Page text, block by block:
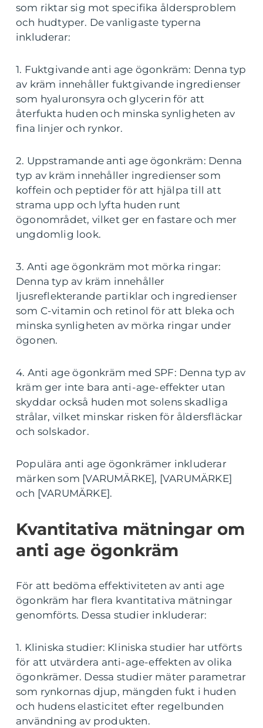
som riktar sig mot specifika åldersproblem
och hudtyper. De vanligaste typerna
inkluderar:
1. Fuktgivande anti age ögonkräm: Denna typ
av kräm innehåller fuktgivande ingredienser
som hyaluronsyra och glycerin för att
återfukta huden och minska synligheten av
fina linjer och rynkor.
2. Uppstramande anti age ögonkräm: Denna
typ av kräm innehåller ingredienser som
koffein och peptider för att hjälpa till att
strama upp och lyfta huden runt
ögonområdet, vilket ger en fastare och mer
ungdomlig look.
3. Anti age ögonkräm mot mörka ringar:
Denna typ av kräm innehåller
ljusreflekterande partiklar och ingredienser
som C-vitamin och retinol för att bleka och
minska synligheten av mörka ringar under
ögonen.
4. Anti age ögonkräm med SPF: Denna typ av
kräm ger inte bara anti-age-effekter utan
skyddar också huden mot solens skadliga
strålar, vilket minskar risken för åldersfläckar
och solskador.
Populära anti age ögonkrämer inkluderar
märken som [VARUMÄRKE], [VARUMÄRKE]
och [VARUMÄRKE].
Kvantitativa mätningar om
anti age ögonkräm
För att bedöma effektiviteten av anti age
ögonkräm har flera kvantitativa mätningar
genomförts. Dessa studier inkluderar:
1. Kliniska studier: Kliniska studier har utförts
för att utvärdera anti-age-effekten av olika
ögonkrämer. Dessa studier mäter parametrar
som rynkornas djup, mängden fukt i huden
och hudens elasticitet efter regelbunden
användning av produkten.